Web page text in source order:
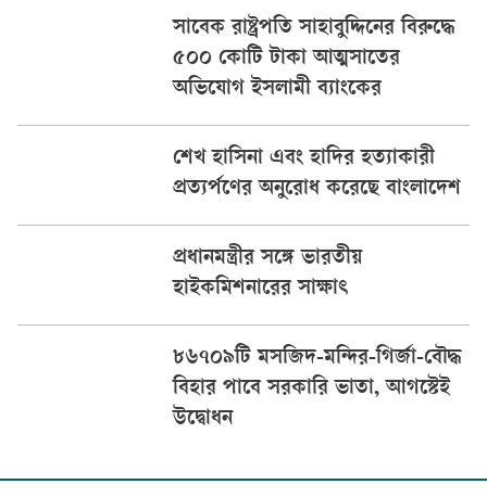
সাবেক রাষ্ট্রপতি সাহাবুদ্দিনের বিরুদ্ধে
৫০০ কোটি টাকা আত্মসাতের
অভিযোগ ইসলামী ব্যাংকের
শেখ হাসিনা এবং হাদির হত্যাকারী
প্রত্যর্পণের অনুরোধ করেছে বাংলাদেশ
প্রধানমন্ত্রীর সঙ্গে ভারতীয়
হাইকমিশনারের সাক্ষাৎ
৮৬৭০৯টি মসজিদ-মন্দির-গির্জা-বৌদ্ধ
বিহার পাবে সরকারি ভাতা, আগস্টেই
উদ্বোধন